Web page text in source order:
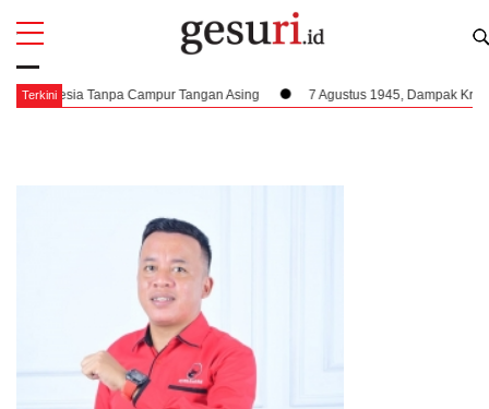
TerkiniTanpa Campur Tangan Asing 7 Agustus 1945, Dampak Krusial
All